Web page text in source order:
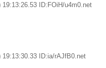
19:13:26.53 ID:FOiH/u4m0.net
19:13:30.33 ID:ia/rAJfB0.net